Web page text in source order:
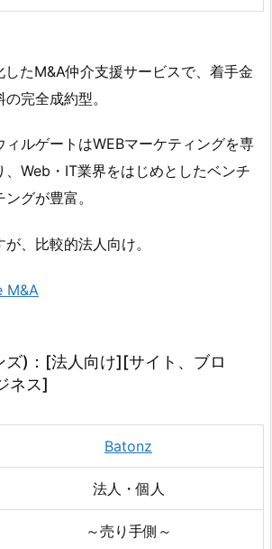
たM&A仲介支援サービスで、着手金
完全成約型。
ルゲートはWEBマーケティングを専
、Web・IT業界をはじめとしたベンチ
グが豊富。
、比較的法人向け。
M&A
)：[法人向け][サイト、ブロ
ネス]
Batonz
法人・個人
～売り手側～